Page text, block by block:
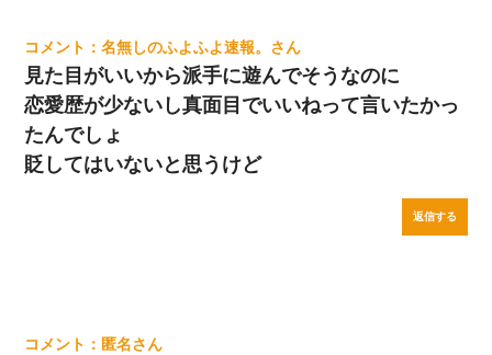
名無しのふよふよ速報。
見た目がいいから派手に遊んでそうなのに
恋愛歴が少ないし真面目でいいねって言いたかっ
たんでしょ
貶してはいないと思うけど
返信する
匿名